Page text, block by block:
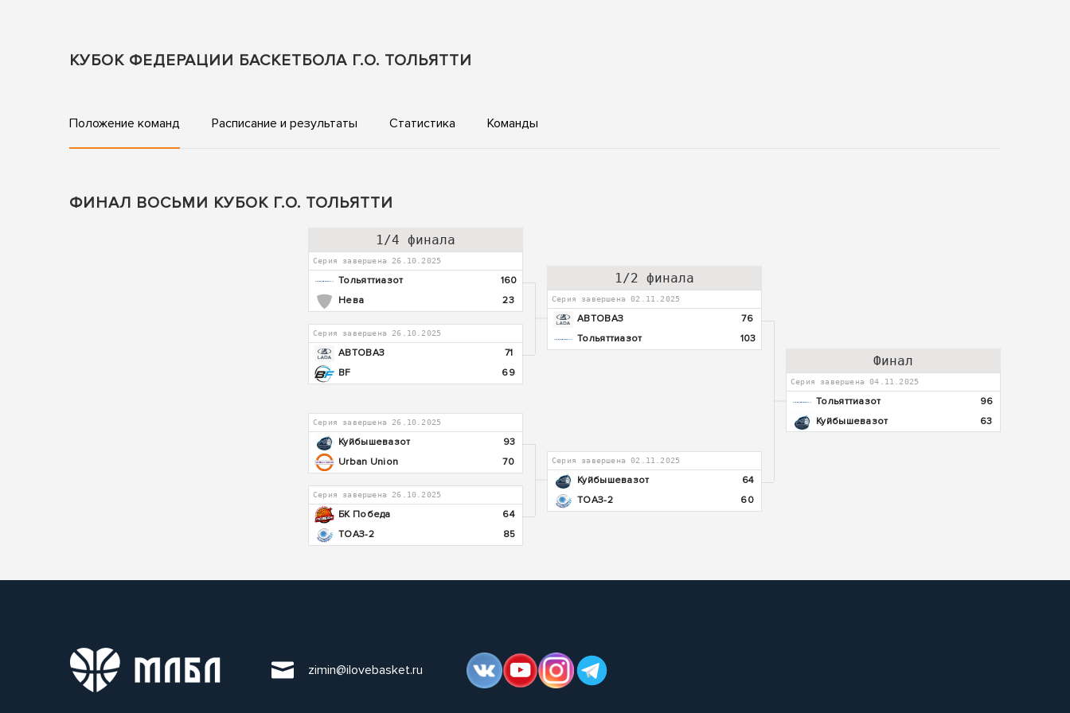
КУБОК ФЕДЕРАЦИИ БАСКЕТБОЛА Г.О. ТОЛЬЯТТИ
Положение команд Расписание и результаты Статистика Команды
ФИНАЛ ВОСЬМИ КУБОК Г.О. ТОЛЬЯТТИ
1/4 финала
Серия завершена 26.10.2025
Тольяттиазот
160
Нева
23
Серия завершена 26.10.2025
АВТОВАЗ
71
BF
69
Серия завершена 26.10.2025
Куйбышевазот
93
Urban Union
70
Серия завершена 26.10.2025
БК Победа
64
ТОАЗ-2
85
1/2 финала
Серия завершена 02.11.2025
АВТОВАЗ
76
Тольяттиазот
103
Серия завершена 02.11.2025
Куйбышевазот
64
ТОАЗ-2
60
Финал
Серия завершена 04.11.2025
Тольяттиазот
96
Куйбышевазот
63
zimin@ilovebasket.ru